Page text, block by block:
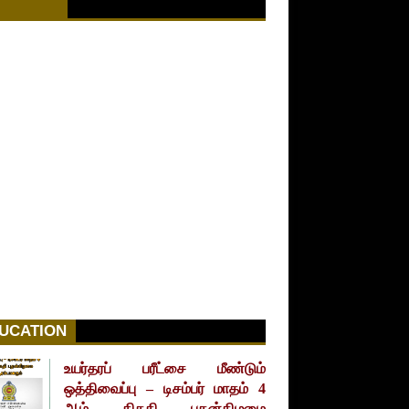
உயர்தரப் பரீட்சை மீண்டும்
ஒத்திவைப்பு – டிசம்பர் மாதம் 4